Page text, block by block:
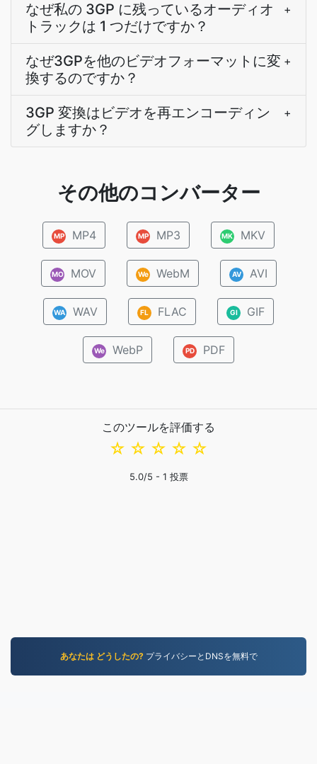
なぜ私の 3GP に残っているオーディオ
トラックは 1 つだけですか？
+
なぜ3GPを他のビデオフォーマットに変
換するのですか？
+
3GP 変換はビデオを再エンコーディン
グしますか？
+
その他のコンバーター
MP MP4 MP MP3 MK MKV
MO MOV We WebM AV AVI
WA WAV FL FLAC GI GIF
We WebP PD PDF
このツールを評価する
☆
☆
☆
☆
☆
5.0/5 - 1 投票
あなたは どうしたの?プライバシーとDNSを無料で